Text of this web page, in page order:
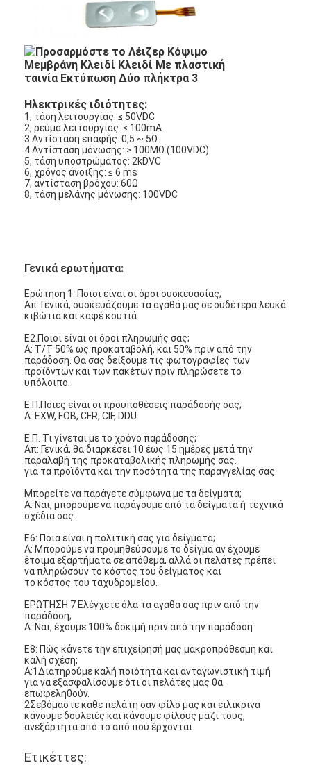
Ηλεκτρικές ιδιότητες:
1, τάση λειτουργίας: ≤ 50VDC
2, ρεύμα λειτουργίας: ≤ 100mA
3 Αντίσταση επαφής: 0,5 ~ 5Ω
4 Αντίσταση μόνωσης: ≥ 100MΩ (100VDC)
5, τάση υποστρώματος: 2kDVC
6, χρόνος άνοιξης: ≤ 6 ms
7, αντίσταση βρόχου: 60Ω
8, τάση μελάνης μόνωσης: 100VDC
Γενικά ερωτήματα:
Ερώτηση 1: Ποιοι είναι οι όροι συσκευασίας;
Απ: Γενικά, συσκευάζουμε τα αγαθά μας σε ουδέτερα λευκά
κιβώτια και καφέ κουτιά.
Ε2.Ποιοι είναι οι όροι πληρωμής σας;
Α: T/T 50% ως προκαταβολή, και 50% πριν από την
παράδοση. Θα σας δείξουμε τις φωτογραφίες των
προϊόντων και των πακέτων πριν πληρώσετε το
υπόλοιπο.
Ε.Π.Ποιες είναι οι προϋποθέσεις παράδοσής σας;
Α: EXW, FOB, CFR, CIF, DDU.
Ε.Π. Τι γίνεται με το χρόνο παράδοσης;
Απ: Γενικά, θα διαρκέσει 10 έως 15 ημέρες μετά την
παραλαβή της προκαταβολικής πληρωμής σας.
για τα προϊόντα και την ποσότητα της παραγγελίας σας.
Μπορείτε να παράγετε σύμφωνα με τα δείγματα;
Α: Ναι, μπορούμε να παράγουμε από τα δείγματα ή τεχνικά
σχέδια σας.
Ε6: Ποια είναι η πολιτική σας για δείγματα;
Α: Μπορούμε να προμηθεύσουμε το δείγμα αν έχουμε
έτοιμα εξαρτήματα σε απόθεμα, αλλά οι πελάτες πρέπει
να πληρώσουν το κόστος του δείγματος και
το κόστος του ταχυδρομείου.
ΕΡΩΤΗΣΗ 7 Ελέγχετε όλα τα αγαθά σας πριν από την
παράδοση;
Α: Ναι, έχουμε 100% δοκιμή πριν από την παράδοση
Ε8: Πώς κάνετε την επιχείρησή μας μακροπρόθεσμη και
καλή σχέση;
Α:1Διατηρούμε καλή ποιότητα και ανταγωνιστική τιμή
για να εξασφαλίσουμε ότι οι πελάτες μας θα
επωφεληθούν.
2Σεβόμαστε κάθε πελάτη σαν φίλο μας και ειλικρινά
κάνουμε δουλειές και κάνουμε φίλους μαζί τους,
ανεξάρτητα από το από πού έρχονται.
Ετικέττες: